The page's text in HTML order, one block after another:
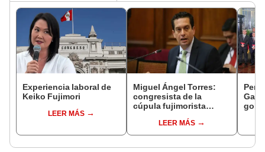
Experiencia laboral de
Keiko Fujimori
LEER MÁS
Miguel Ángel Torres:
congresista de la
cúpula fujimorista
del SenadoLEER MÁS